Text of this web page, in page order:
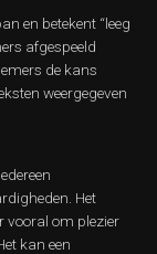
en betekent “leeg
afgespeeld
de kans
weergegeven
Het
vooral om plezier
kan een